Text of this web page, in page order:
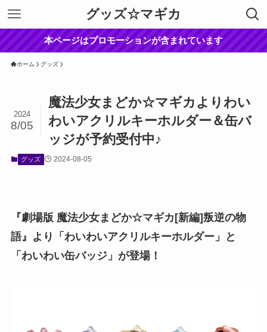
グッズ☆マギカ
本ページはプロモーションが含まれています
ホーム グッズ
魔法少女まどか☆マギカよりわい
わいアクリルキーホルダー＆缶バ
ッジが予約受付中♪
2024
8/05
グッズ 2024-08-05
『劇場版 魔法少女まどか☆マギカ[新編]叛逆の物
語』より「わいわいアクリルキーホルダー」と
「わいわい缶バッジ」が登場！